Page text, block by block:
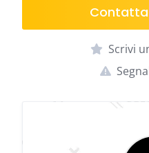
Scrivi